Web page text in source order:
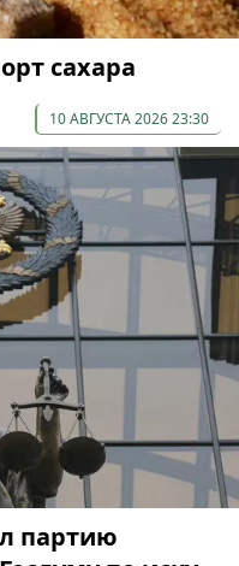
сахара
10 АВГУСТА 2026 23:30
партию